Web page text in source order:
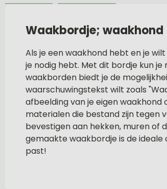
Waakbordje; waakhond
Als je een waakhond hebt en je
je nodig hebt. Met dit bordje kun
waakborden biedt je de
waarschuwingstekst wilt zoals
afbeelding van je eigen
materialen die bestand zijn tegen
bevestigen aan hekken, muren of
gemaakte waakbordje is de
past!